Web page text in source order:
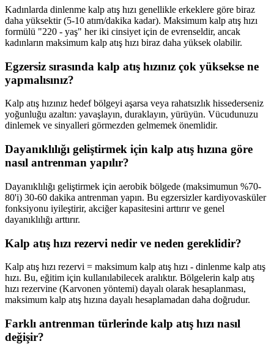
Kadınlarda dinlenme kalp atış hızı genellikle erkeklere göre biraz
daha yüksektir (5-10 atım/dakika kadar). Maksimum kalp atış hızı
formülü "220 - yaş" her iki cinsiyet için de evrenseldir, ancak
kadınların maksimum kalp atış hızı biraz daha yüksek olabilir.
Egzersiz sırasında kalp atış hızınız çok yüksekse ne
yapmalısınız?
Kalp atış hızınız hedef bölgeyi aşarsa veya rahatsızlık hissederseniz
yoğunluğu azaltın: yavaşlayın, duraklayın, yürüyün. Vücudunuzu
dinlemek ve sinyalleri görmezden gelmemek önemlidir.
Dayanıklılığı geliştirmek için kalp atış hızına göre
nasıl antrenman yapılır?
Dayanıklılığı geliştirmek için aerobik bölgede (maksimumun %70-
80'i) 30-60 dakika antrenman yapın. Bu egzersizler kardiyovasküler
fonksiyonu iyileştirir, akciğer kapasitesini arttırır ve genel
dayanıklılığı arttırır.
Kalp atış hızı rezervi nedir ve neden gereklidir?
Kalp atış hızı rezervi = maksimum kalp atış hızı - dinlenme kalp atış
hızı. Bu, eğitim için kullanılabilecek aralıktır. Bölgelerin kalp atış
hızı rezervine (Karvonen yöntemi) dayalı olarak hesaplanması,
maksimum kalp atış hızına dayalı hesaplamadan daha doğrudur.
Farklı antrenman türlerinde kalp atış hızı nasıl
değişir?